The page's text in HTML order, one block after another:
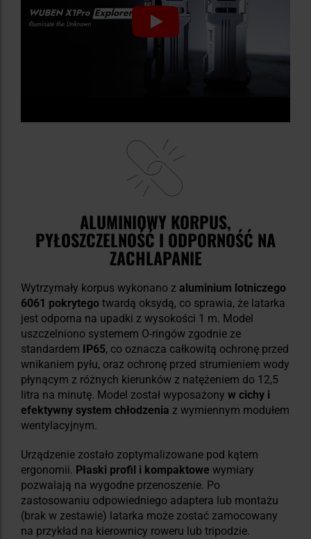
ALUMINIOWY KORPUS,
PYŁOSZCZELNOŚĆ I ODPORNOŚĆ NA
ZACHLAPANIE
Wytrzymały korpus wykonano z aluminium lotniczego
6061 pokrytego twardą oksydą, co sprawia, że latarka
jest odporna na upadki z wysokości 1 m. Model
uszczelniono systemem O-ringów zgodnie ze
standardem
IP65, co oznacza całkowitą ochronę przed
wnikaniem pyłu, oraz ochronę przed strumieniem wody
płynącym z różnych kierunków z natężeniem do 12,5
litra na minutę. Model został wyposażony w cichy i
efektywny system chłodzenia z wymiennym modułem
wentylacyjnym.
Urządzenie zostało zoptymalizowane pod kątem
ergonomii. Płaski profil i kompaktowe wymiary
pozwalają na wygodne przenoszenie. Po
zastosowaniu odpowiedniego adaptera lub montażu
(brak w zestawie) latarka może zostać zamocowany
na przykład na kierownicy roweru lub tripodzie.